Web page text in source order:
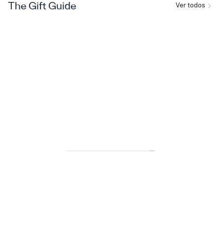
The Gift Guide Ver todos